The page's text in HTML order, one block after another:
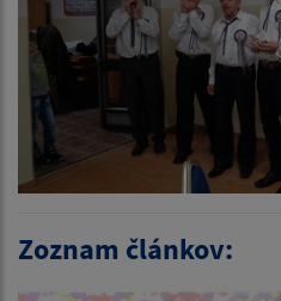
Zoznam článkov: